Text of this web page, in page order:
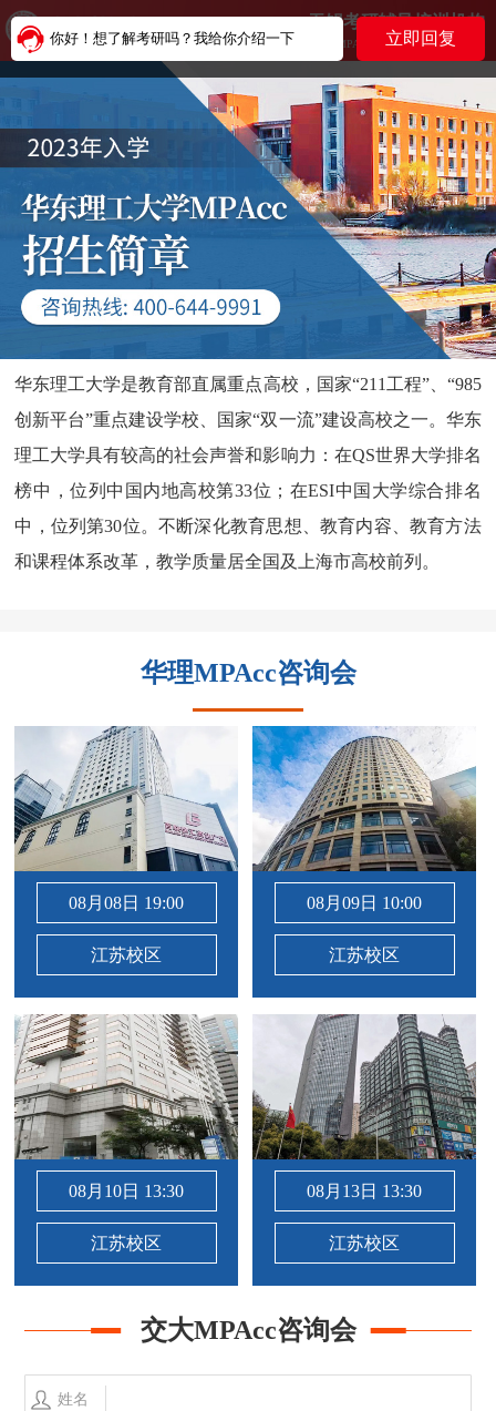
无锡考研辅导培训机构
MBA MPAcc MEM MPA EMBA MTA
华东理工大学是教育部直属重点高校，国家“211工程”、“985
创新平台”重点建设学校、国家“双一流”建设高校之一。华东
理工大学具有较高的社会声誉和影响力：在QS世界大学排名
榜中，位列中国内地高校第33位；在ESI中国大学综合排名
中，位列第30位。不断深化教育思想、教育内容、教育方法
和课程体系改革，教学质量居全国及上海市高校前列。
华理MPAcc咨询会
08月08日 19:00
江苏校区
08月09日 10:00
江苏校区
08月10日 13:30
江苏校区
08月13日 13:30
江苏校区
交大MPAcc咨询会
姓名
你好！想了解考研吗？我给你介绍一下 立即回复